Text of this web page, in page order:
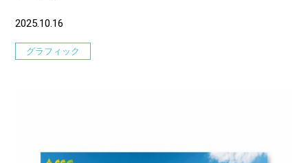
2025.10.16
グラフィック